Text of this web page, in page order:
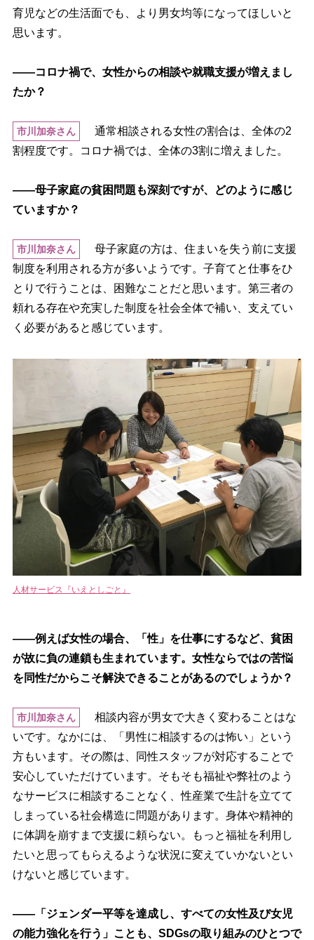
育児などの生活面でも、より男女均等になってほしいと
思います。
――コロナ禍で、女性からの相談や就職支援が増えまし
たか？
市川加奈さん
通常相談される女性の割合は、全体の2
割程度です。コロナ禍では、全体の3割に増えました。
――母子家庭の貧困問題も深刻ですが、どのように感じ
ていますか？
市川加奈さん
母子家庭の方は、住まいを失う前に支援
制度を利用される方が多いようです。子育てと仕事をひ
とりで行うことは、困難なことだと思います。第三者の
頼れる存在や充実した制度を社会全体で補い、支えてい
く必要があると感じています。
人材サービス『いえとしごと』
――例えば女性の場合、「性」を仕事にするなど、貧困
が故に負の連鎖も生まれています。女性ならではの苦悩
を同性だからこそ解決できることがあるのでしょうか？
市川加奈さん
相談内容が男女で大きく変わることはな
いです。なかには、「男性に相談するのは怖い」という
方もいます。その際は、同性スタッフが対応することで
安心していただけています。そもそも福祉や弊社のよう
なサービスに相談することなく、性産業で生計を立てて
しまっている社会構造に問題があります。身体や精神的
に体調を崩すまで支援に頼らない。もっと福祉を利用し
たいと思ってもらえるような状況に変えていかないとい
けないと感じています。
――「ジェンダー平等を達成し、すべての女性及び女児
の能力強化を行う」ことも、SDGsの取り組みのひとつで